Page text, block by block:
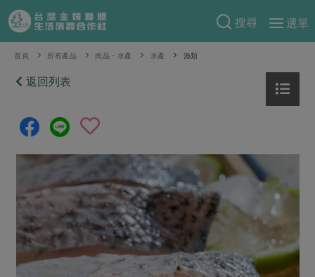
搜尋
選單
產品分類
當季蔬果
芽苗類
辛香料類
奶蛋豆・五穀
蛋 乳製品
豆製品 米麵雜糧
食譜料理
食材
麵食
肉食
海鮮
常備菜
蔬食
特別企畫
預購活動
把最好的台灣味帶回家！
防災用品預購圓滿結束
2026年端午節預購圓滿結束
更多預購活動
綠主張
觀點文章
主婦食堂 一籃菜真心話
社內大小事 合作聯合國
產品故事 生活提案
關於合作社
認識合作社
關於我們
重要公告
首頁 所有產品 肉品・水產 水產 漁類
返回列表